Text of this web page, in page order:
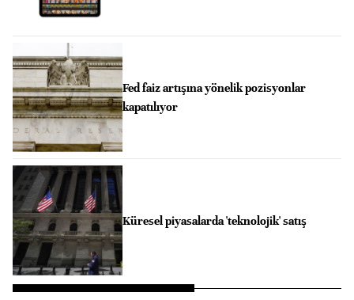
Fed faiz artışına yönelik pozisyonlar
kapatılıyor
Küresel piyasalarda 'teknolojik' satış